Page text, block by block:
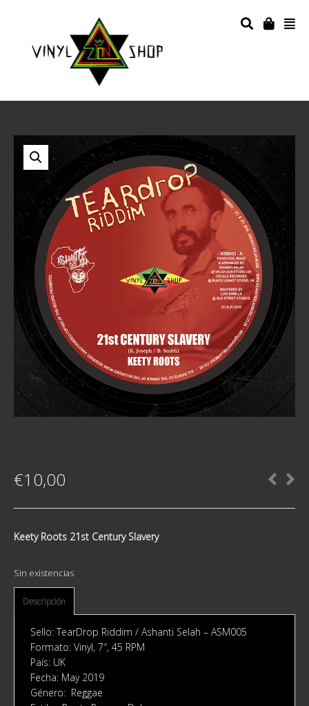
€10,00
Keety Roots 21st Century Slavery
Sin existencias
Descripción
Sello: TearDrop Riddim / Ashanti Selah ‎– ASM005
Formato: Vinyl, 7″, 45 RPM
País: UK
Fecha: May 2019
Género: Reggae